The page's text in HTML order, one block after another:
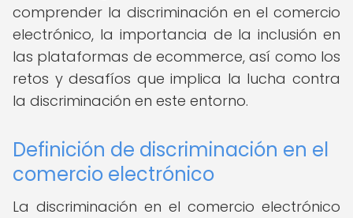
comprender la discriminación en el comercio
electrónico, la importancia de la inclusión en
las plataformas de ecommerce, así como los
retos y desafíos que implica la lucha contra
la discriminación en este entorno.
Definición de discriminación en el
comercio electrónico
La discriminación en el comercio electrónico